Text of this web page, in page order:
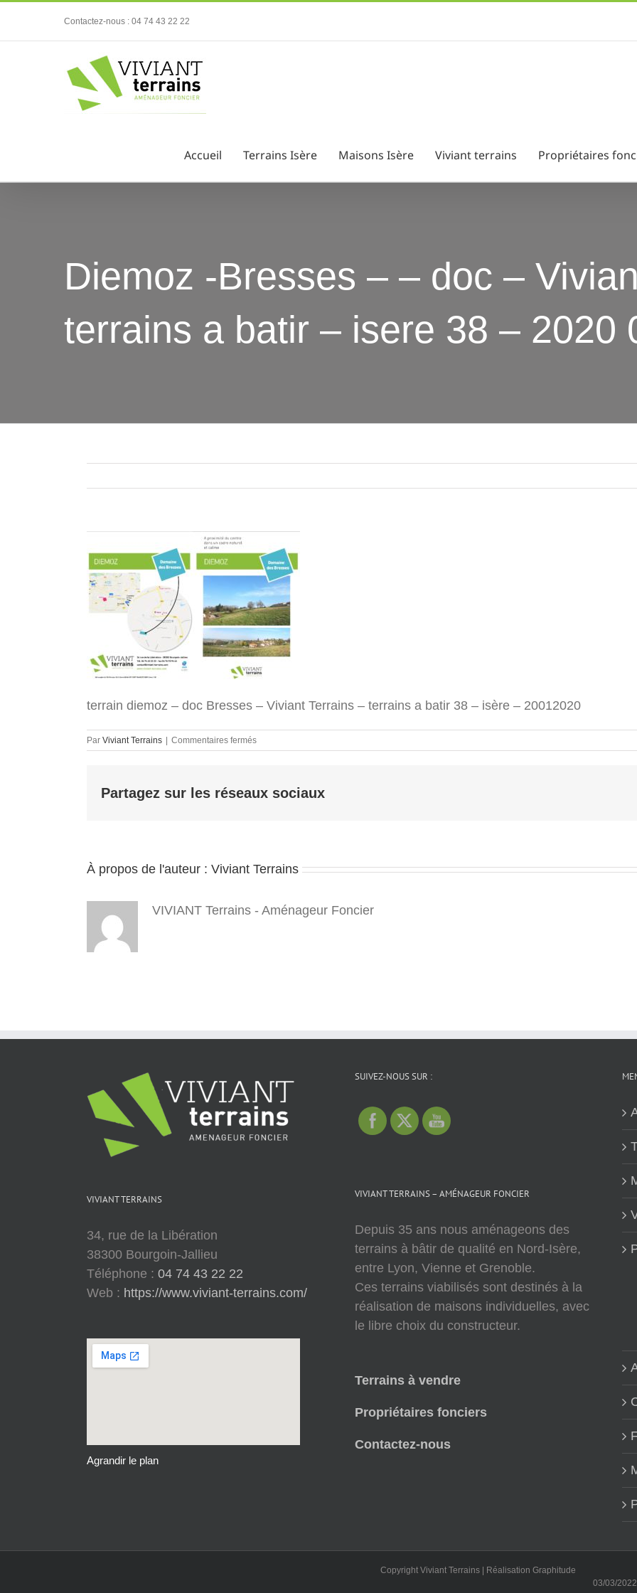
Contactez-nous : 04 74 43 22 22
Accueil Terrains Isère Maisons Isère Viviant terrains Propriétaires
Diemoz -Bresses – – doc –
terrains a batir – isere 38 – 2020
terrain diemoz – doc Bresses – Viviant Terrains – terrains a batir 38 – isère – 20012020
Par Viviant Terrains Commentaires ferméssur
Diemoz
–
–
batir
Partagez sur les réseaux sociaux
À propos de l'auteur : Viviant Terrains
VIVIANT Terrains - Aménageur Foncier
VIVIANT TERRAINS
34, rue de la Libération
38300 Bourgoin-Jallieu
Téléphone : 04 74 43 22 22
Web : https://www.viviant-terrains.com/
Agrandir le plan
SUIVEZ-NOUS SUR :
VIVIANT TERRAINS – AMÉNAGEUR FONCIER
Depuis 35 ans nous aménageons des
terrains à bâtir de qualité en Nord-Isère,
entre Lyon, Vienne et Grenoble.
Ces terrains viabilisés sont destinés à la
réalisation de maisons individuelles, avec
le libre choix du constructeur.
Terrains à vendre
Propriétaires fonciers
Contactez-nous
Copyright Viviant Terrains | Réalisation Graphitude
03/03/2022 :